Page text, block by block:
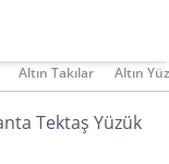
Altın Takılar Altın